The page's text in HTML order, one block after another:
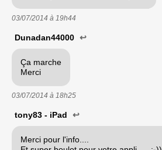
03/07/2014 à 19h44
Dunadan44000 ↩
Ça marche
Merci
03/07/2014 à 18h25
tony83 - iPad ↩
Merci pour l'info....